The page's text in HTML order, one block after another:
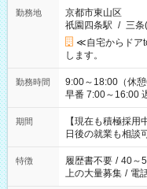
勤務地
京都市東山区
祇園四条駅 / 三条
≪自宅からドア
します。
勤務時間
9:00～18:00（休憩60分） ■ご希望があれば下
早番 7:00～16:00 遅番 10:00～
い」 「余裕を持っ
たくない」 など、ご希
の方へ 今ご覧のお
の勤務時間。 合計
期間
【現在も積極採
日後の就業も相談
特徴 履歴書不要 / 40～
上の大量募集 / 電